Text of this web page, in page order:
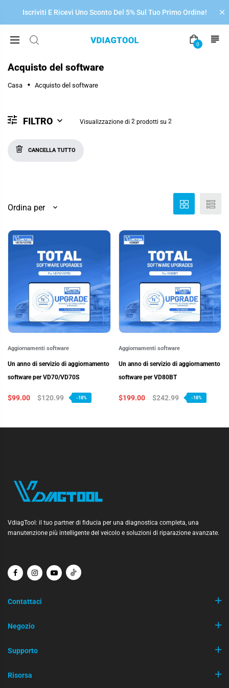
Iscriviti E Ricevi Uno Sconto Del 5% Sul Tuo Primo Ordine!
0
Acquisto del software
Casa Acquisto del software
FILTRO Visualizzazione di 2 prodotti su 2
CANCELLA TUTTO
Ordina per
Aggiornamenti software
Un anno di servizio di aggiornamento
software per VD70/VD70S
$99.00 $120.99 -18%
Aggiornamenti software
Un anno di servizio di aggiornamento
software per VD80BT
$199.00 $242.99 -18%
VdiagTool: il tuo partner di fiducia per una diagnostica completa, una
manutenzione più intelligente del veicolo e soluzioni di riparazione avanzate.
Contattaci
Negozio
Supporto
Risorsa